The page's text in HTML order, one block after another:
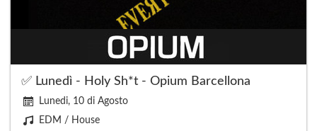
✅ Lunedì - Holy Sh*t - Opium Barcellona
Lunedi, 10 di Agosto
EDM / House